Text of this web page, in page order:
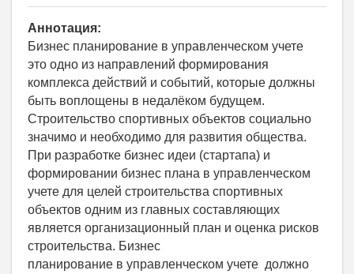
Аннотация:
Бизнес планирование в управленческом учете
это одно из направлений формирования
комплекса действий и событий, которые должны
быть воплощены в недалёком будущем.
Строительство спортивных объектов социально
значимо и необходимо для развития общества.
При разработке бизнес идеи (стартапа) и
формировании бизнес плана в управленческом
учете для целей строительства спортивных
объектов одним из главных составляющих
является организационный план и оценка рисков
строительства. Бизнес
планирование в управленческом учете должно